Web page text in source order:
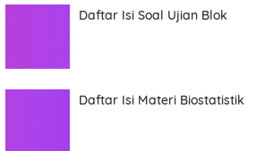
Daftar Isi Soal Ujian Blok
Daftar Isi Materi Biostatistik